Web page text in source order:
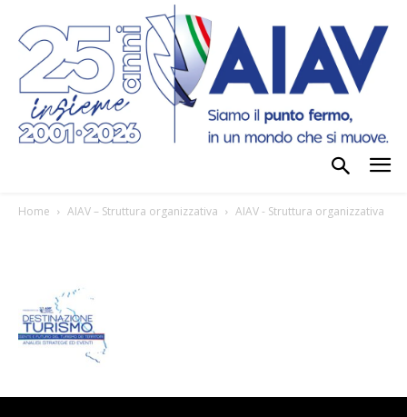
Home AIAV – Struttura organizzativa AIAV - Struttura organizzativa